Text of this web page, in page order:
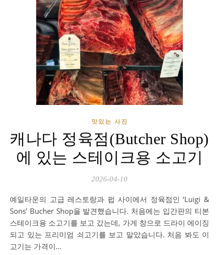
맛있는 사진
캐나다 정육점(Butcher Shop)
에 있는 스테이크용 소고기
2026-04-10
예일타운의 고급 레스토랑과 펍 사이에서 정육점인 ‘Luigi &
Sons’ Bucher Shop을 발견했습니다. 처음에는 입간판의 티본
스테이크용 소고기를 보고 갔는데, 가게 창으로 드라이 에이징
되고 있는 프리미엄 쇠고기를 보고 말았습니다. 처음 봐도 이
고기는 가격이…